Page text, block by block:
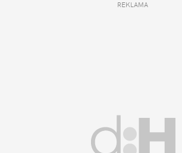
REKLAMA